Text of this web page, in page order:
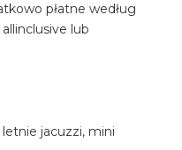
płatne według
lub
jacuzzi, mini